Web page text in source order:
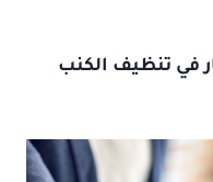
في تنظيف الكنب